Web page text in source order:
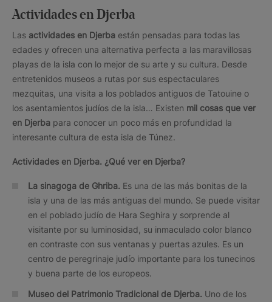
Actividades en Djerba
Las actividades en Djerba están pensadas para todas las
edades y ofrecen una alternativa perfecta a las maravillosas
playas de la isla con lo mejor de su arte y su cultura. Desde
entretenidos museos a rutas por sus espectaculares
mezquitas, una visita a los poblados antiguos de Tatouine o
los asentamientos judíos de la isla… Existen mil cosas que ver
en Djerba para conocer un poco más en profundidad la
interesante cultura de esta isla de Túnez.
Actividades en Djerba. ¿Qué ver en Djerba?
La sinagoga de Ghriba. Es una de las más bonitas de la
isla y una de las más antiguas del mundo. Se puede visitar
en el poblado judío de Hara Seghira y sorprende al
visitante por su luminosidad, su inmaculado color blanco
en contraste con sus ventanas y puertas azules. Es un
centro de peregrinaje judío importante para los tunecinos
y buena parte de los europeos.
Museo del Patrimonio Tradicional de Djerba. Uno de los